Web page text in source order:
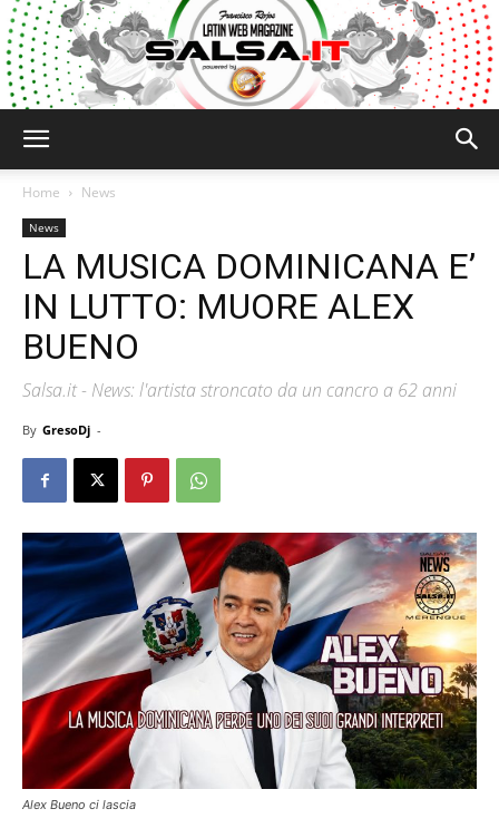
Home News
News
LA MUSICA DOMINICANA E’
IN LUTTO: MUORE ALEX
BUENO
Salsa.it - News: l'artista stroncato da un cancro a 62 anni
By GresoDj -
Alex Bueno ci lascia